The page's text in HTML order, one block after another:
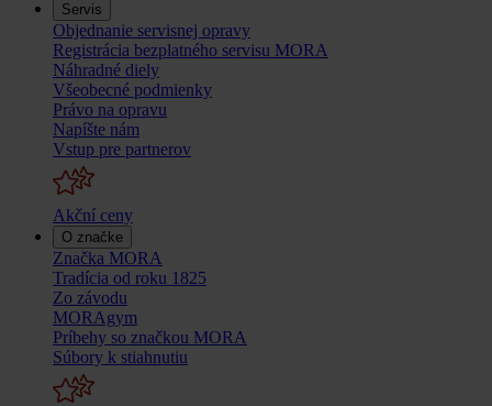
Servis
Objednanie servisnej opravy
Registrácia bezplatného servisu MORA
Náhradné diely
Všeobecné podmienky
Právo na opravu
Napíšte nám
Vstup pre partnerov
Akční ceny
O značke
Značka MORA
Tradícia od roku 1825
Zo závodu
MORAgym
Príbehy so značkou MORA
Súbory k stiahnutiu